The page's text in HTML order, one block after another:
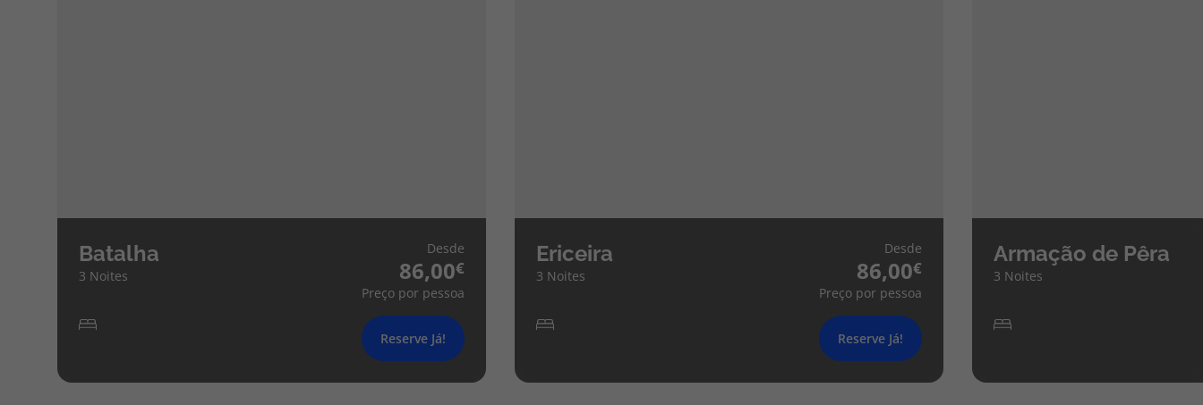
Batalha
3 Noites
Desde
86,00
Preço por pessoa
Reserve Já!
Ericeira
3 Noites
Desde
86,00
Preço por pessoa
Reserve Já!
Armação de Pêra
3 Noites